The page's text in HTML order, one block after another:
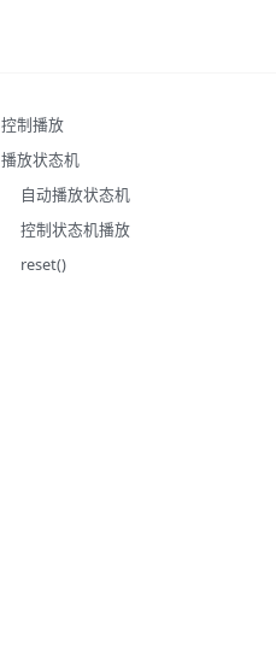
控制播放
播放状态机
自动播放状态机
控制状态机播放
reset()